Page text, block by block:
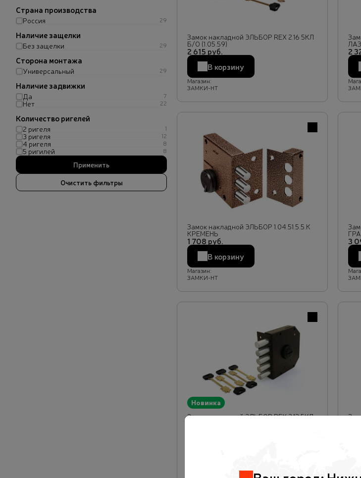
Страна производства
Россия 29
Наличие защелки
Без защелки 29
Сторона монтажа
Универсальный 29
Наличие задвижки
Да 7
Нет 22
Количество ригелей
2 ригеля 1
3 ригеля 12
4 ригеля 8
5 ригилей 8
Замок накладной ЭЛЬБОР REX 2.16 5КЛ
Б/О (1.05.59)
2 615 руб.
В корзину
Магазин:
ЗАМКИ-НТ
2
В избранное
Замок накладной ЭЛЬБОР 1.04.51.5.5.К
КРЕМЕНЬ
1 708 руб.
В корзину
Магазин:
ЗАМКИ-НТ
3
Новинка
В избранное
Замок накладной ЭЛЬБОР REX 3.12 5КЛ